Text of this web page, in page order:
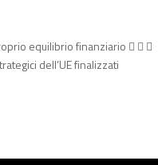
equilibrio finanziario   
dell’UE finalizzati